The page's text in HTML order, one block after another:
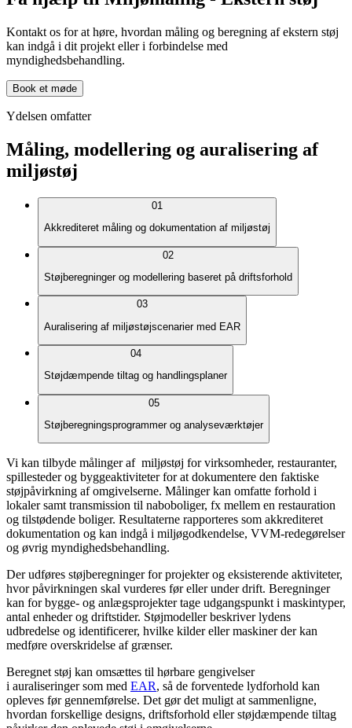
Kontakt os for at høre, hvordan måling og beregning af ekstern støj
kan indgå i dit projekt eller i forbindelse med
myndighedsbehandling.
Book et møde
Ydelsen omfatter
Måling, modellering og auralisering af
miljøstøj
01
Akkrediteret måling og dokumentation af miljøstøj
02
Støjberegninger og modellering baseret på driftsforhold
03
Auralisering af miljøstøjscenarier med EAR
04
Støjdæmpende tiltag og handlingsplaner
05
Støjberegningsprogrammer og analyseværktøjer
Vi kan tilbyde målinger af miljøstøj for virksomheder, restauranter,
spillesteder og byggeaktiviteter for at dokumentere den faktiske
støjpåvirkning af omgivelserne. Målinger kan omfatte forhold i
lokaler samt transmission til naboboliger, fx mellem en restauration
og tilstødende boliger. Resultaterne rapporteres som akkrediteret
dokumentation og kan indgå i miljøgodkendelse, VVM-redegørelser
og øvrig myndighedsbehandling.
Der udføres støjberegninger for projekter og eksisterende aktiviteter,
hvor påvirkningen skal vurderes før eller under drift. Beregninger
kan for bygge- og anlægsprojekter tage udgangspunkt i maskintyper,
antal enheder og driftstider. Støjmodeller beskriver lydens
udbredelse og identificerer, hvilke kilder eller maskiner der kan
medføre overskridelse af grænser.
Beregnet støj kan omsættes til hørbare gengivelser
i auraliseringer som med EAR, så de forventede lydforhold kan
opleves før gennemførelse. Det gør det muligt at sammenligne,
hvordan forskellige designs, driftsforhold eller støjdæmpende tiltag